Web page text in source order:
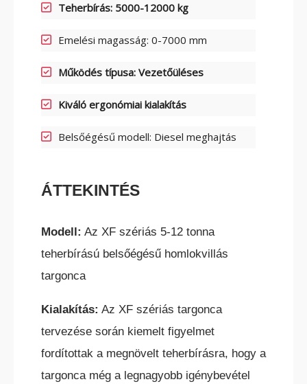
ELEKTROMOS RAKLAPEMELŐ
ELEKTROMOS KOMISSIÓZÓ
ELEKTROMOS TOLÓOSZLOPOS
Teherbírás: 5000-12000 kg
Emelési magasság: 0-7000 mm
Működés típusa: Vezetőüléses
Kiváló ergonómiai kialakítás
Belsőégésű modell: Diesel meghajtás
ÁTTEKINTÉS
Modell: Az XF szériás 5-12 tonna
teherbírású belsőégésű homlokvillás
targonca
Kialakítás: Az XF szériás targonca
tervezése során kiemelt figyelmet
fordítottak a megnövelt teherbírásra, hogy a
targonca még a legnagyobb igénybevétel